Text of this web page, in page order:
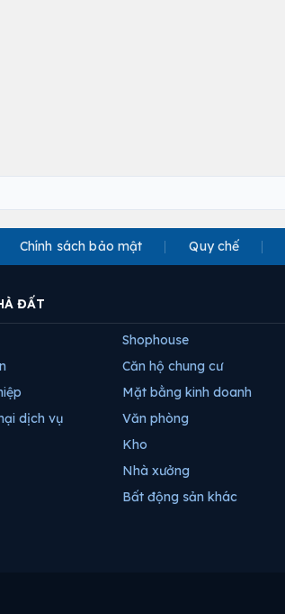
Chính sách bảo mật Quy chế
ĐẤT
dịch vụ
Shophouse
Căn hộ chung cư
Mặt bằng kinh doanh
Văn phòng
Kho
Nhà xưởng
Bất động sản khác